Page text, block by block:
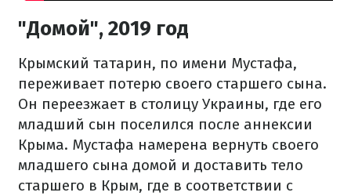
"Домой", 2019 год
Крымский татарин, по имени Мустафа,
переживает потерю своего старшего сына.
Он переезжает в столицу Украины, где его
младший сын поселился после аннексии
Крыма. Мустафа намерена вернуть своего
младшего сына домой и доставить тело
старшего в Крым, где в соответствии с